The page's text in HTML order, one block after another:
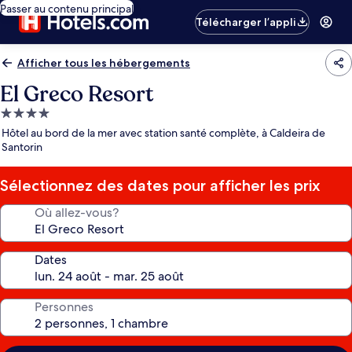
Passer au contenu principal
Télécharger l’appli
Afficher tous les hébergements
El Greco Resort
Hébergement
4.0 étoiles
Hôtel au bord de la mer avec station santé complète, à Caldeira de
Santorin
Sélectionnez des dates pour afficher les prix
Où allez-vous?
Dates
Personnes